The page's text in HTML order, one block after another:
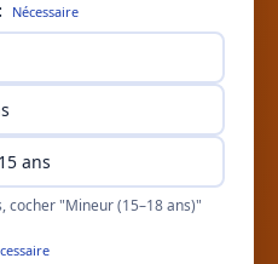
Nécessaire
ans
cocher "Mineur (15–18 ans)"